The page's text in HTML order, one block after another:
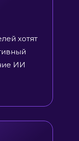
хотят
ИИ